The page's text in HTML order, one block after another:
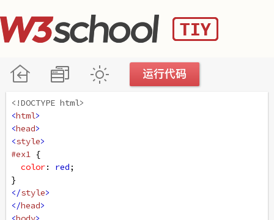
<!DOCTYPE html>
<html>
<head>
<style>
#ex1 {
color: red;
}
</style>
</head>